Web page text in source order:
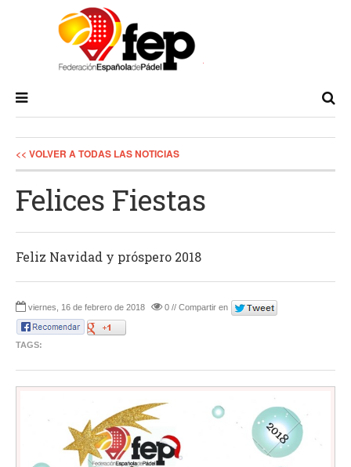
<< VOLVER A TODAS LAS NOTICIAS
Felices Fiestas
Feliz Navidad y próspero 2018
viernes, 16 de febrero de 2018 0 // Compartir en
TAGS: